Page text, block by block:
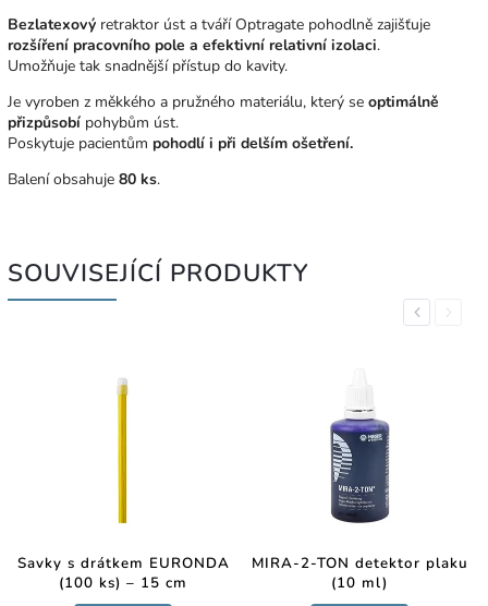
Bezlatexový retraktor úst a tváří Optragate pohodlně zajišťuje
rozšíření pracovního pole a efektivní relativní izolaci.
Umožňuje tak snadnější přístup do kavity.
Je vyroben z měkkého a pružného materiálu, který se optimálně
přizpůsobí pohybům úst.
Poskytuje pacientům pohodlí i při delším ošetření.
Balení obsahuje 80 ks.
SOUVISEJÍCÍ PRODUKTY
Previous
Savky s drátkem EURONDA
(100 ks) – 15 cm
MIRA-2-TON detektor plaku
(10 ml)
Next